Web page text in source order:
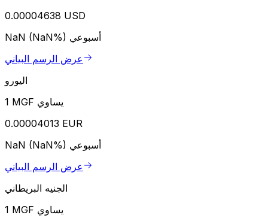
0.00004638 USD
NaN (NaN%) أسبوعي
عرض الرسم البياني
اليورو
1 MGF يساوي
0.00004013 EUR
NaN (NaN%) أسبوعي
عرض الرسم البياني
الجنيه البريطاني
1 MGF يساوي